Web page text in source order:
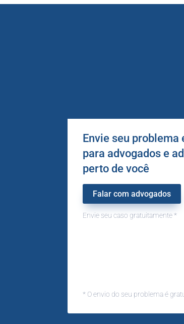
Envie seu problema
para advogados e
perto de você
Falar com advogados
Envie seu caso gratuitamente *
* O envio do seu problema é